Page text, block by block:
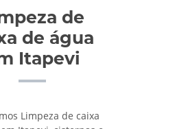
de
de água
Itapevi
Limpeza de caixa